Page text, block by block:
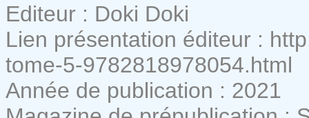
Editeur : Doki Doki
Lien présentation éditeur :
tome-5-9782818978054.html
Année de publication : 2021